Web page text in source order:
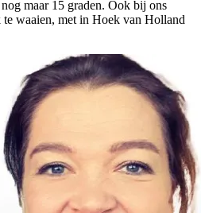
maar 15 graden. Ook bij ons
waaien, met in Hoek van Holland